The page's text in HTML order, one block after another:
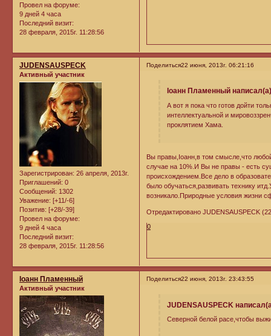
Провел на форуме:
9 дней 4 часа
Последний визит:
28 февраля, 2015г. 11:28:56
Поделиться22 июня, 2013г. 06:21:16
JUDENSAUSPECK
Активный участник
Зарегистрирован: 26 апреля, 2013г.
Приглашений: 0
Сообщений: 1302
Уважение: [+11/-6]
Позитив: [+28/-39]
Провел на форуме:
9 дней 4 часа
Последний визит:
28 февраля, 2015г. 11:28:56
Iоанн Пламенный
А вот я пока что готов дойти
интеллектуальной и
проклятием Хама.
Вы правы,Iоанн,в том смысле,что
случае на 10%.И Вы не правы - есть
происхождением.Все дело в
было обучаться,развивать технику
возникало.Природные условия жизни
Отредактировано JUDENSAUSPECK
0
Поделиться22 июня, 2013г. 23:43:55
Iоанн Пламенный
Активный участник
JUDENSAUSPECK
Северной белой расе,чтобы